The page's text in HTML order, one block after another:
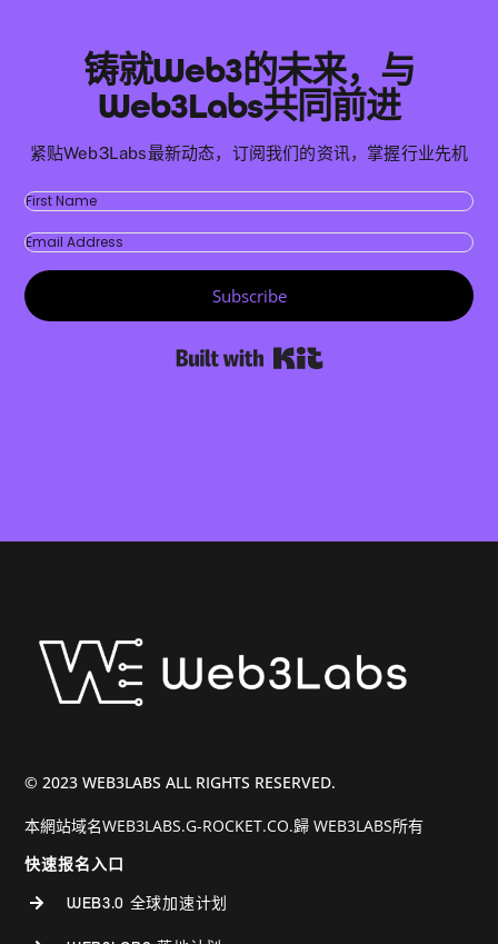
铸就Web3的未来，与
Web3Labs共同前进
紧贴Web3Labs最新动态，订阅我们的资讯，掌握行业先机
Subscribe
© 2023 WEB3LABS ALL RIGHTS RESERVED.
本網站域名WEB3LABS.G-ROCKET.CO.歸 WEB3LABS所有
快速报名入口
WEB3.0 全球加速计划